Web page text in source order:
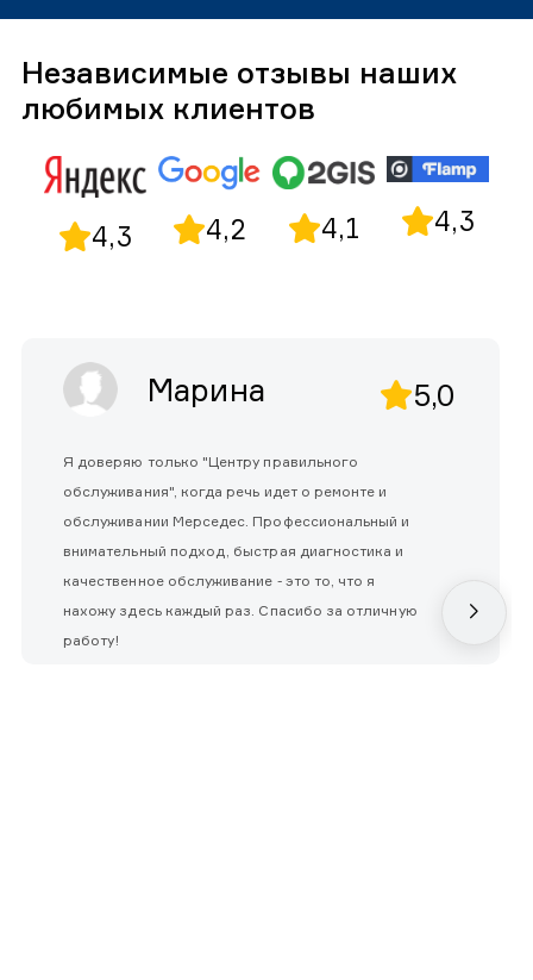
Независимые отзывы наших
любимых клиентов
4,3 4,2 4,1 4,3
Марина 5,0
Я доверяю только "Центру правильного
обслуживания", когда речь идет о ремонте и
обслуживании Мерседес. Профессиональный и
внимательный подход, быстрая диагностика и
качественное обслуживание - это то, что я
нахожу здесь каждый раз. Спасибо за отличную
работу!